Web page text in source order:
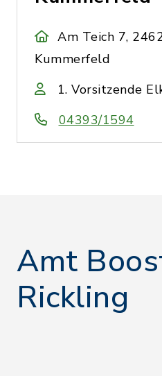
Am Teich 7,
Kummerfeld
1. Vorsitzende
04393/1594
Amt
Rickling